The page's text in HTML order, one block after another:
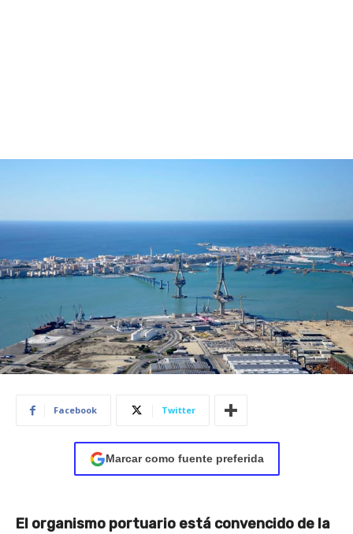
Facebook Twitter
Marcar como fuente preferida
El organismo portuario está convencido de la